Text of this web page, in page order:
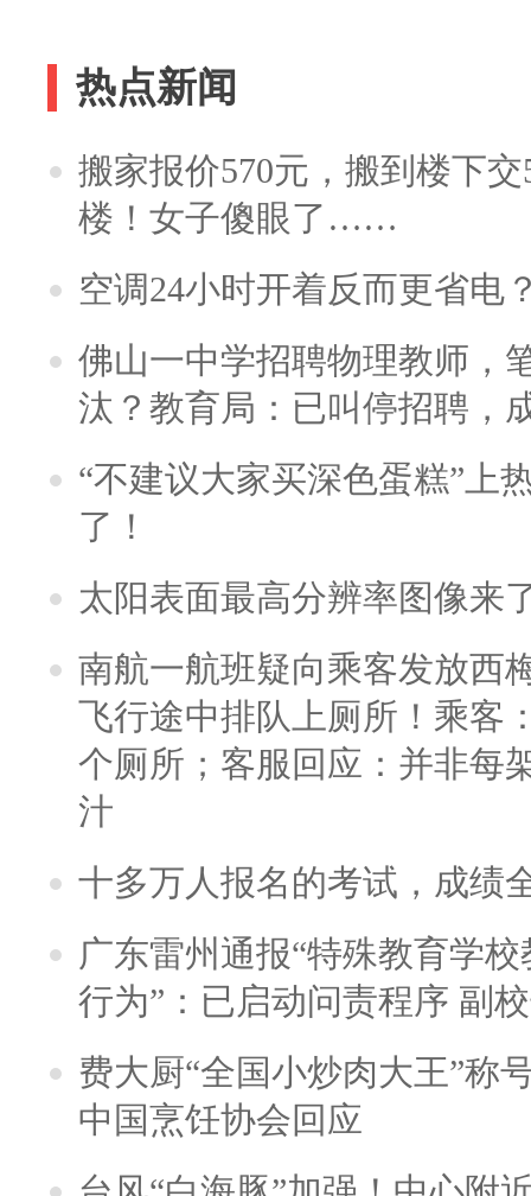
热点新闻
搬家报价570元，搬到楼下
楼！女子傻眼了……
空调24小时开着反而更省电
佛山一中学招聘物理教师，
汰？教育局：已叫停招聘，
“不建议大家买深色蛋糕”上
了！
太阳表面最高分辨率图像来
南航一航班疑向乘客发放西
飞行途中排队上厕所！乘客
个厕所；客服回应：并非每
汁
十多万人报名的考试，成绩
广东雷州通报“特殊教育学
行为”：已启动问责程序 副
费大厨“全国小炒肉大王”称
中国烹饪协会回应